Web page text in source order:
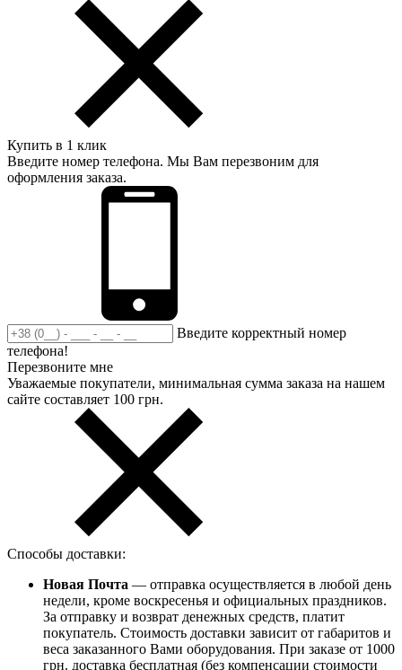
Купить в 1 клик
Введите номер телефона. Мы Вам перезвоним для
оформления заказа.
Введите корректный номер
телефона!
Перезвоните мне
Уважаемые покупатели, минимальная сумма заказа на нашем
сайте составляет 100 грн.
Способы доставки:
Новая Почта — отправка осуществляется в любой день
недели, кроме воскресенья и официальных праздников.
За отправку и возврат денежных средств, платит
покупатель. Стоимость доставки зависит от габаритов и
веса заказанного Вами оборудования. При заказе от 1000
грн. доставка бесплатная (без компенсации стоимости